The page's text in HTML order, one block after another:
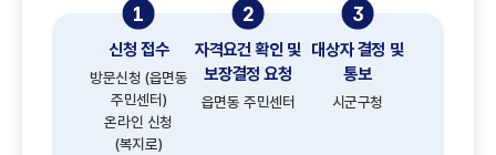
1
신청 접수
방문신청 (읍면동
주민센터)
온라인 신청
(복지로)
2
자격요건 확인 및
보장결정 요청
읍면동 주민센터
3
대상자 결정 및
통보
시군구청